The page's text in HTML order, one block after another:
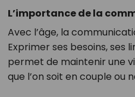
L’importance de la
Avec l’âge, la
Exprimer ses besoins, ses
permet de maintenir une
que l’on soit en couple ou